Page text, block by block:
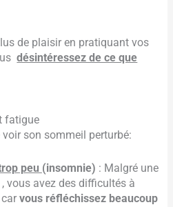
de plaisir en pratiquant vos
désintéressez de ce que
fatigue
son sommeil perturbé:
peu (insomnie) : Malgré une
vous avez des difficultés à
vous réfléchissez beaucoup